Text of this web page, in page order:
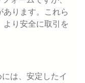
ります。これら
より安全に取引を
は、安定したイ